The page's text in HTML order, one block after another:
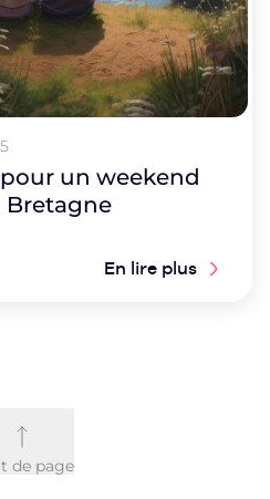
un weekend
Bretagne
En lire plus
de page